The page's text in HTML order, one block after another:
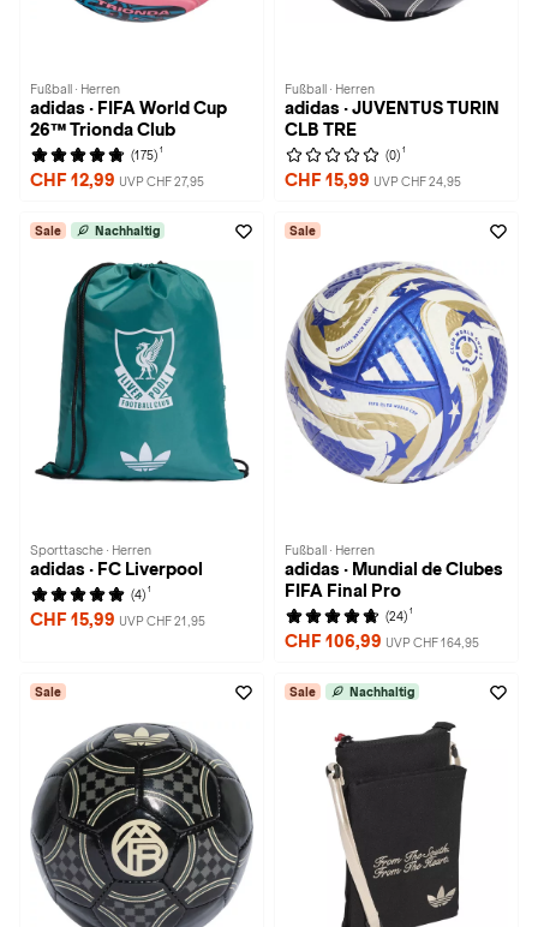
Fußball · Herren
adidas · FIFA World Cup
26™ Trionda Club
(175) 1
CHF 12,99 UVP CHF 27,95
Fußball · Herren
adidas · JUVENTUS TURIN
CLB TRE
(0) 1
CHF 15,99 UVP CHF 24,95
Sale Nachhaltig
Sporttasche · Herren
adidas · FC Liverpool
(4) 1
CHF 15,99 UVP CHF 21,95
Sale
Fußball · Herren
adidas · Mundial de Clubes
FIFA Final Pro
(24) 1
CHF 106,99 UVP CHF 164,95
Sale Sale Nachhaltig